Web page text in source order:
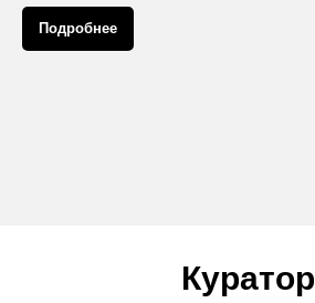
Подробнее
Куратор